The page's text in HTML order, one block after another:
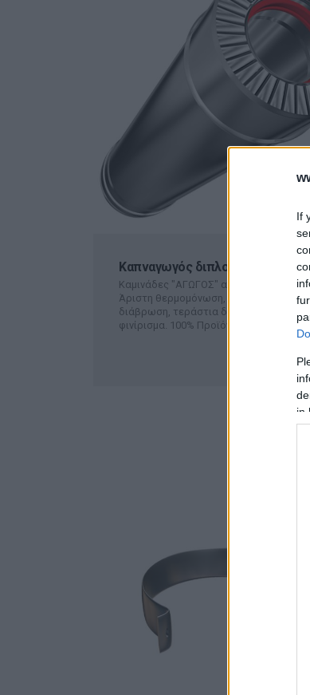
If
in
Καπναγωγός διπλού τοιχώματος
Καμινάδες "ΑΓΩΓΟΣ" από ανοξείδωτο
Άριστη θερμομόνωση, εξαιρετική
διάβρωση, τεράστια διάρκεια ζωής,
φινίρισμα. 100% Προϊόν με...